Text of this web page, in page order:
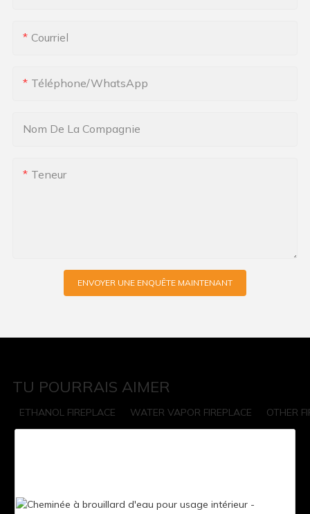
Courriel
Téléphone/WhatsApp
Nom De La Compagnie
Teneur
ENVOYER UNE ENQUÊTE MAINTENANT
TU POURRAIS AIMER
OTHER
WATER VAPOR FIREPLACE
ETHANOL FIREPLACE